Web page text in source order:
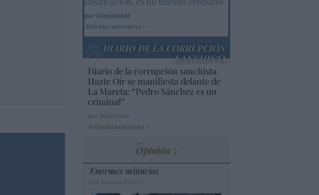
por Hispanidad
Artículos anteriores
DIARIO DE LA CORRUPCIÓN
SANCHISTA
Diario de la corrupción sanchista.
Hazte Oír se manifiesta delante de
La Mareta: “Pedro Sánchez es un
criminal”
Artículos anteriores
Opinión
Enormes minucias